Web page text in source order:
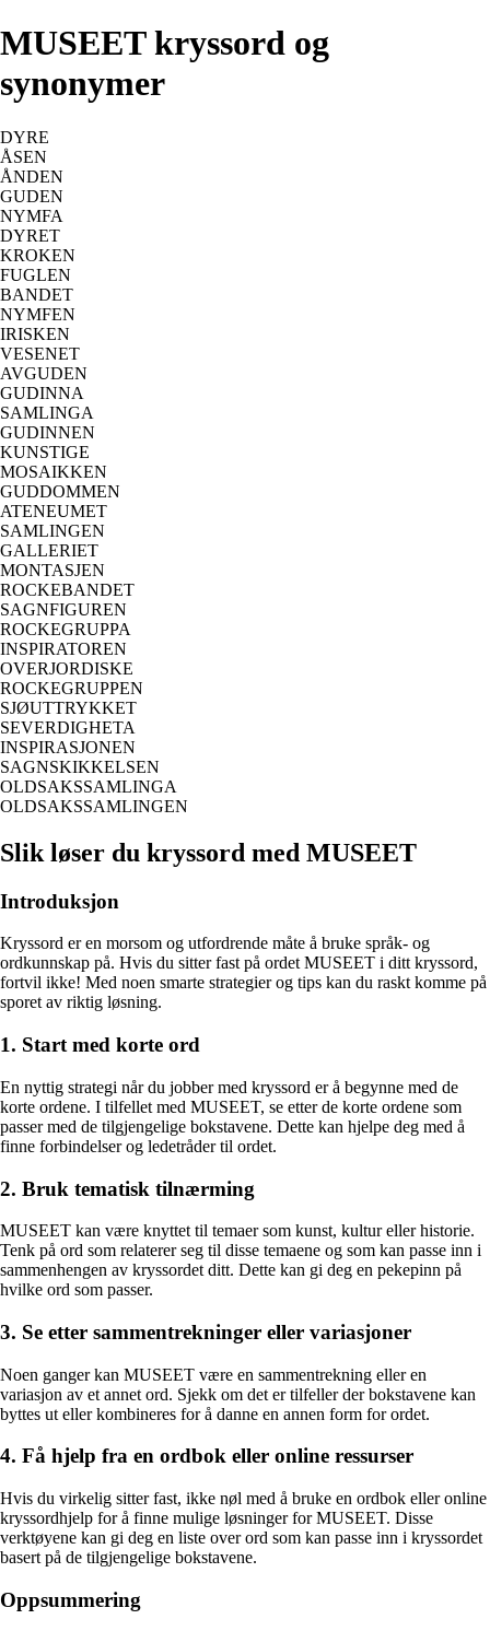
MUSEET kryssord og
synonymer
DYRE
ÅSEN
ÅNDEN
GUDEN
NYMFA
DYRET
KROKEN
FUGLEN
BANDET
NYMFEN
IRISKEN
VESENET
AVGUDEN
GUDINNA
SAMLINGA
GUDINNEN
KUNSTIGE
MOSAIKKEN
GUDDOMMEN
ATENEUMET
SAMLINGEN
GALLERIET
MONTASJEN
ROCKEBANDET
SAGNFIGUREN
ROCKEGRUPPA
INSPIRATOREN
OVERJORDISKE
ROCKEGRUPPEN
SJØUTTRYKKET
SEVERDIGHETA
INSPIRASJONEN
SAGNSKIKKELSEN
OLDSAKSSAMLINGA
OLDSAKSSAMLINGEN
Slik løser du kryssord med MUSEET
Introduksjon
Kryssord er en morsom og utfordrende måte å bruke språk- og
ordkunnskap på. Hvis du sitter fast på ordet MUSEET i ditt kryssord,
fortvil ikke! Med noen smarte strategier og tips kan du raskt komme på
sporet av riktig løsning.
1. Start med korte ord
En nyttig strategi når du jobber med kryssord er å begynne med de
korte ordene. I tilfellet med MUSEET, se etter de korte ordene som
passer med de tilgjengelige bokstavene. Dette kan hjelpe deg med å
finne forbindelser og ledetråder til ordet.
2. Bruk tematisk tilnærming
MUSEET kan være knyttet til temaer som kunst, kultur eller historie.
Tenk på ord som relaterer seg til disse temaene og som kan passe inn i
sammenhengen av kryssordet ditt. Dette kan gi deg en pekepinn på
hvilke ord som passer.
3. Se etter sammentrekninger eller variasjoner
Noen ganger kan MUSEET være en sammentrekning eller en
variasjon av et annet ord. Sjekk om det er tilfeller der bokstavene kan
byttes ut eller kombineres for å danne en annen form for ordet.
4. Få hjelp fra en ordbok eller online ressurser
Hvis du virkelig sitter fast, ikke nøl med å bruke en ordbok eller online
kryssordhjelp for å finne mulige løsninger for MUSEET. Disse
verktøyene kan gi deg en liste over ord som kan passe inn i kryssordet
basert på de tilgjengelige bokstavene.
Oppsummering